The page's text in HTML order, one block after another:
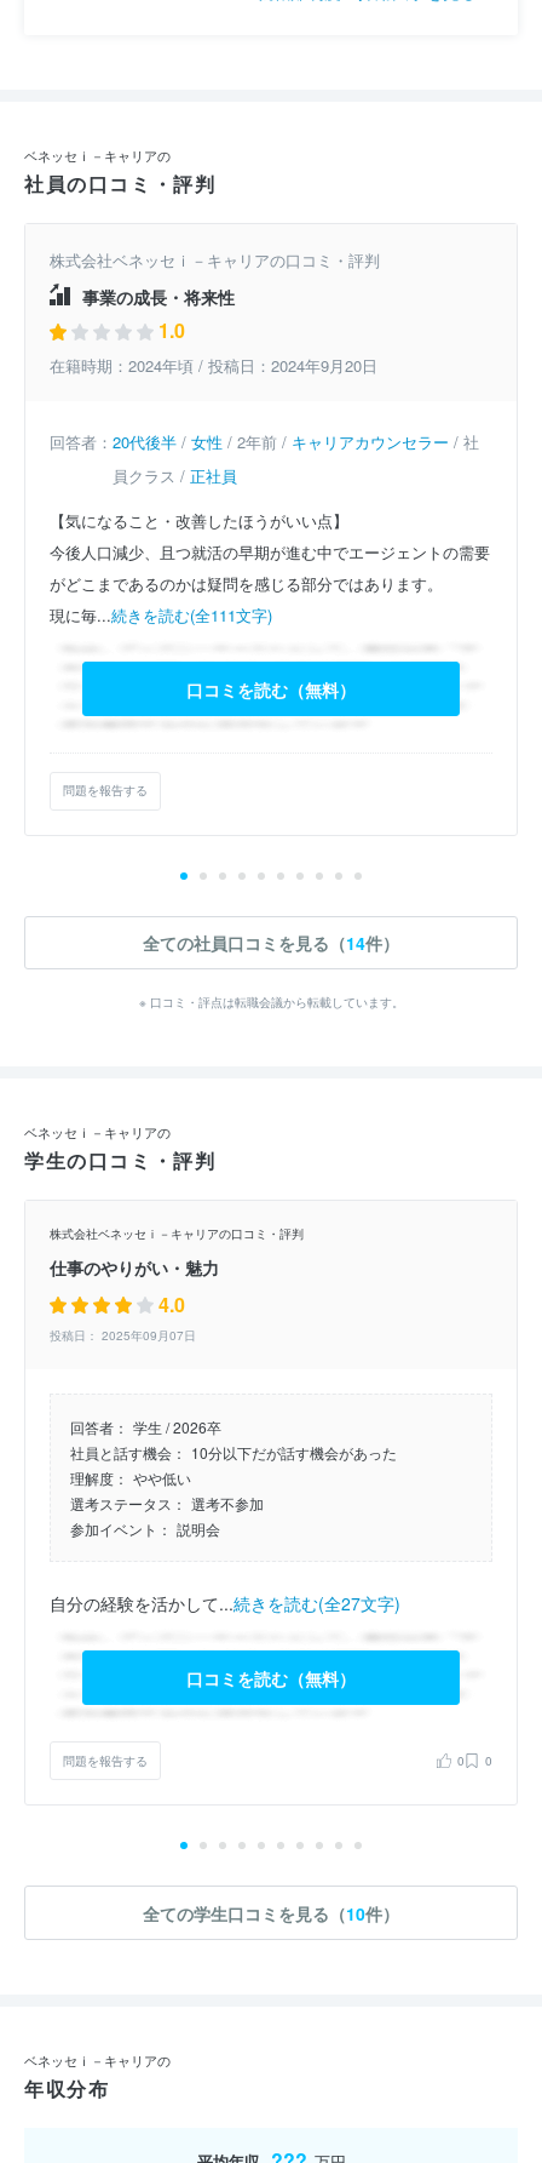
ベネッセｉ－キャリアの
社員の口コミ・評判
株式会社ベネッセｉ－キャリアの口コミ・評判
事業の成長・将来性
1.0
在籍時期：2024年頃 / 投稿日：2024年9月20日
回答者： 20代後半 / 女性 / 2年前 / キャリアカウンセラー / 社
員クラス / 正社員
【気になること・改善したほうがいい点】
今後人口減少、且つ就活の早期が進む中でエージェントの需要
がどこまであるのかは疑問を感じる部分ではあります。
現に毎...続きを読む(全111文字)
口コミを読む（無料）
問題を報告する
全ての社員口コミを見る（14件）
※ 口コミ・評点は転職会議から転載しています。
ベネッセｉ－キャリアの
学生の口コミ・評判
株式会社ベネッセｉ－キャリアの口コミ・評判
仕事のやりがい・魅力
4.0
投稿日： 2025年09月07日
回答者： 学生 / 2026卒
社員と話す機会： 10分以下だが話す機会があった
理解度： やや低い
選考ステータス： 選考不参加
参加イベント： 説明会
自分の経験を活かして...続きを読む(全27文字)
口コミを読む（無料）
問題を報告する 0 0
全ての学生口コミを見る（10件）
ベネッセｉ－キャリアの
年収分布